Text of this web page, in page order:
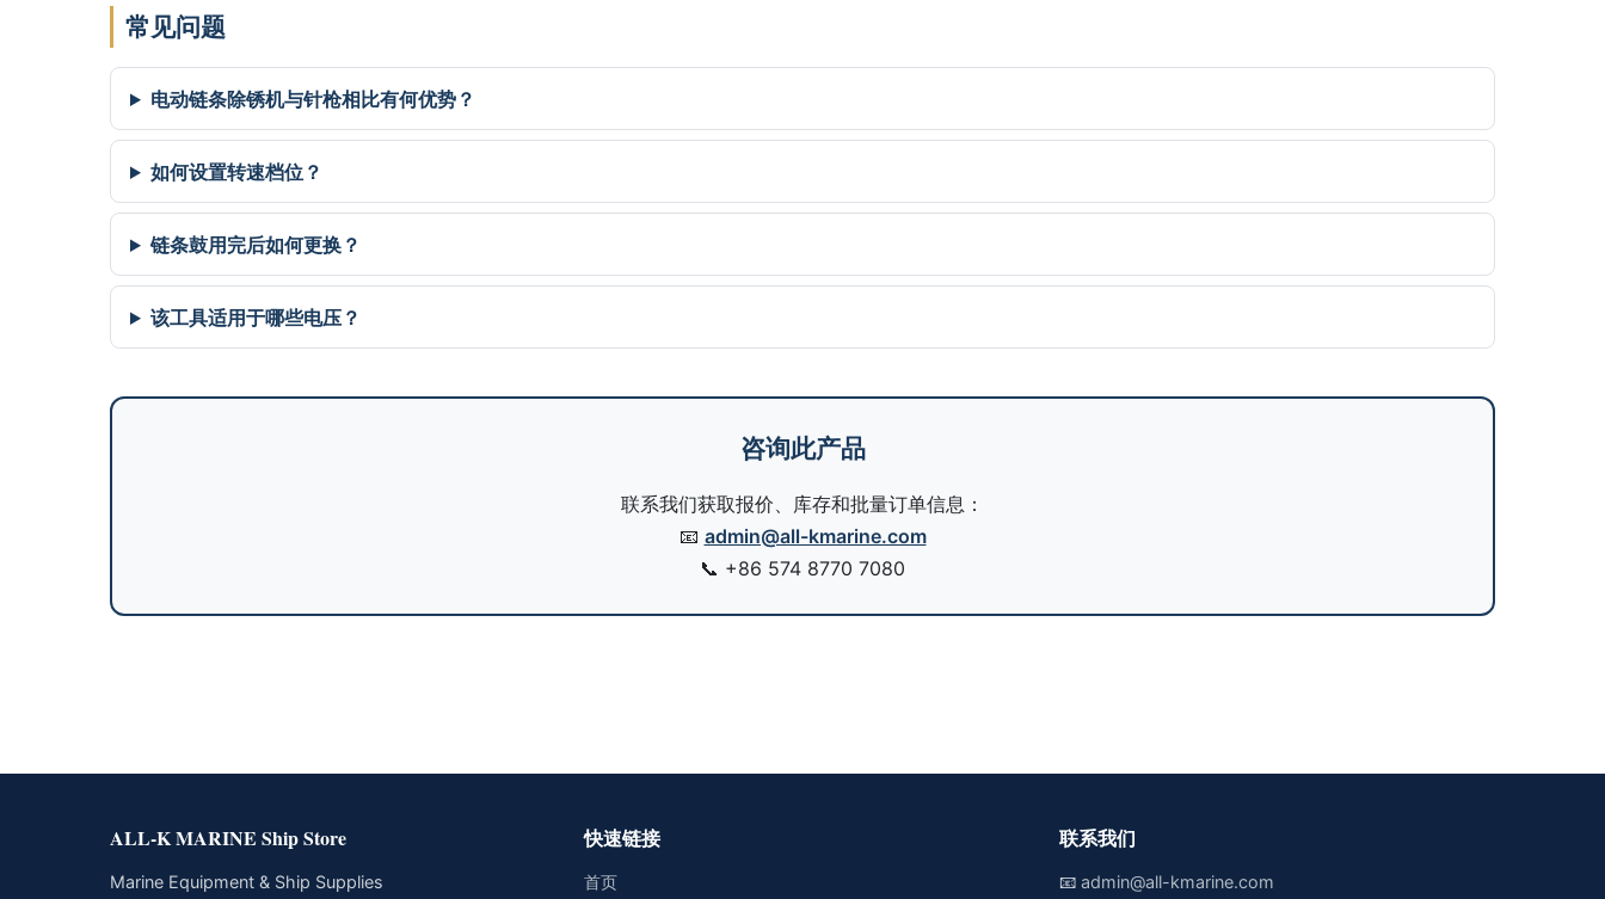
常见问题
电动链条除锈机与针枪相比有何优势？
如何设置转速档位？
链条鼓用完后如何更换？
该工具适用于哪些电压？
咨询此产品
联系我们获取报价、库存和批量订单信息：
📧 admin@all-kmarine.com
📞 +86 574 8770 7080
ALL-K MARINE Ship Store
Marine Equipment & Ship Supplies
快速链接
首页
联系我们
📧 admin@all-kmarine.com